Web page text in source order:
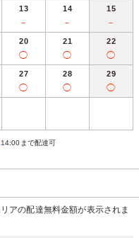
13
－
14
－
15
－
20
◯
21
◯
22
◯
27
◯
28
◯
29
◯
14:00まで配達可
アの配達無料金額が表示されま